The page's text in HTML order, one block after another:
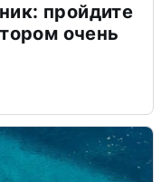
пройдите
очень